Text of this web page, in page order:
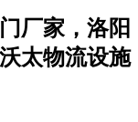
厂家，洛阳
太物流设施